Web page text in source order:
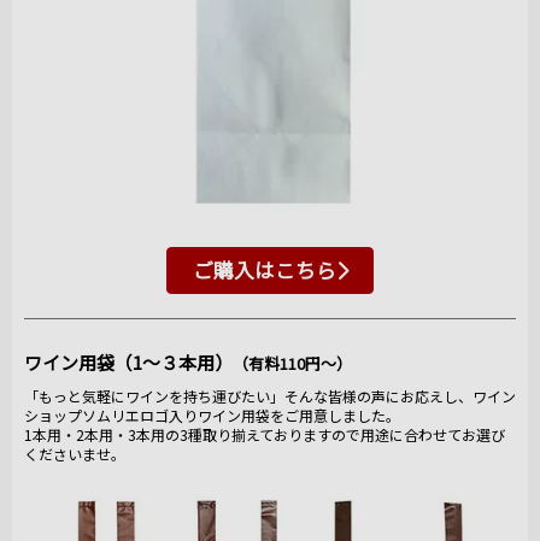
ご購入はこちら
ワイン用袋（1～３本用） （有料110円～）
「もっと気軽にワインを持ち運びたい」そんな皆様の声にお応えし、ワイン
ショップソムリエロゴ入りワイン用袋をご用意しました。
1本用・2本用・3本用の3種取り揃えておりますので用途に合わせてお選び
くださいませ。